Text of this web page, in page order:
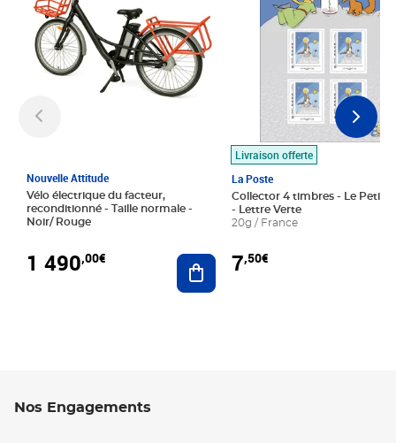
Nouvelle Attitude
Vélo électrique du facteur,
reconditionné - Taille normale -
Noir/ Rouge
1 490,00€ Ajouter au panier
Livraison offerte
La Poste
Collector 4 timbres - Le Petit
- Lettre Verte
20g / France
7,50€
Nos Engagements